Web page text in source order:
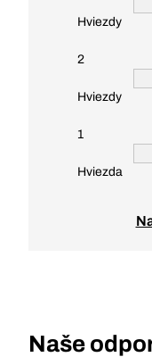
Hviezdy
2
Hviezdy
1
Hviezda
Naše